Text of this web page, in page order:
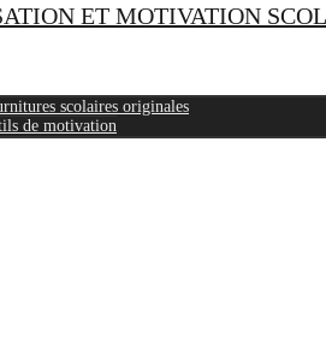
ET MOTIVATION
scolaires originales
de motivation